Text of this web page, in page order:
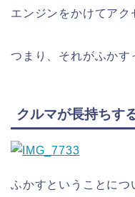
エンジンをかけてアク
つまり、それがふかす
クルマが長持ちす
ふかすということにつ